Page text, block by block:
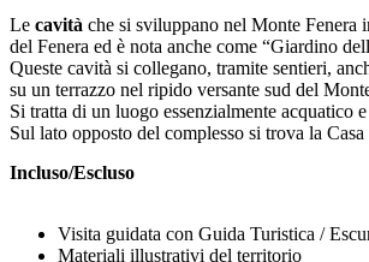
Le cavità che si sviluppano nel Monte Fenera
del Fenera ed è nota anche come “Giardino
Queste cavità si collegano, tramite sentieri,
su un terrazzo nel ripido versante sud del
Si tratta di un luogo essenzialmente acquatico
Sul lato opposto del complesso si trova la
Incluso/Escluso
Visita guidata con Guida Turistica /
Materiali illustrativi del territorio